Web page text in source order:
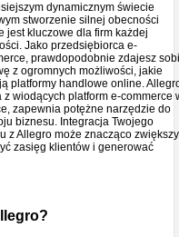
dynamicznym świecie
stworzenie silnej obecności
jest kluczowe dla firm każdej
Jako przedsiębiorca e-
prawdopodobnie zdajesz
z ogromnych możliwości, jakie
platformy handlowe online.
z wiodących platform e-commerce
zapewnia potężne narzędzie do
biznesu. Integracja Twojego
z Allegro może znacząco
zasięg klientów i generować